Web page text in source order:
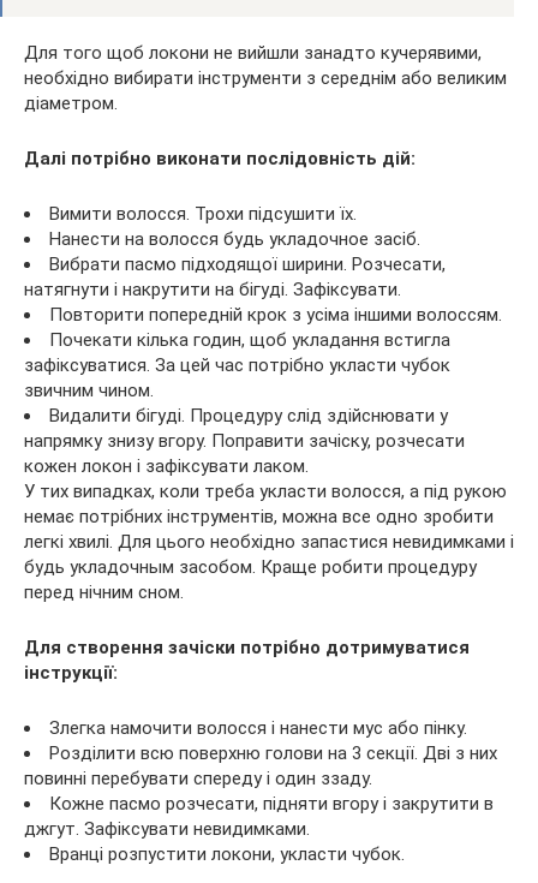
Для того щоб локони не вийшли занадто кучерявими,
необхідно вибирати інструменти з середнім або великим
діаметром.
Далі потрібно виконати послідовність дій:
Вимити волосся. Трохи підсушити їх.
Нанести на волосся будь укладочное засіб.
Вибрати пасмо підходящої ширини. Розчесати,
натягнути і накрутити на бігуді. Зафіксувати.
Повторити попередній крок з усіма іншими волоссям.
Почекати кілька годин, щоб укладання встигла
зафіксуватися. За цей час потрібно укласти чубок
звичним чином.
Видалити бігуді. Процедуру слід здійснювати у
напрямку знизу вгору. Поправити зачіску, розчесати
кожен локон і зафіксувати лаком.
У тих випадках, коли треба укласти волосся, а під рукою
немає потрібних інструментів, можна все одно зробити
легкі хвилі. Для цього необхідно запастися невидимками і
будь укладочным засобом. Краще робити процедуру
перед нічним сном.
Для створення зачіски потрібно дотримуватися
інструкції:
Злегка намочити волосся і нанести мус або пінку.
Розділити всю поверхню голови на 3 секції. Дві з них
повинні перебувати спереду і один ззаду.
Кожне пасмо розчесати, підняти вгору і закрутити в
джгут. Зафіксувати невидимками.
Вранці розпустити локони, укласти чубок.